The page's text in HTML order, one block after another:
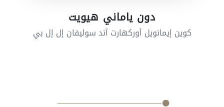
دون ياماني هيويت
كوين إيمانويل أوركهارت آند سوليفان إل إل بي